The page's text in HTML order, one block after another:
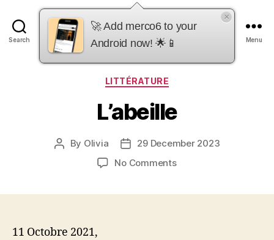
Search
merco6
Menu
Categories
LITTÉRATURE
L’abeille
Post
By Olivia
Post
date
29 December 2023
No Commentson
11 Octobre 2021,
🚀 Add merco6 to your
Android now! 🌟📱
×